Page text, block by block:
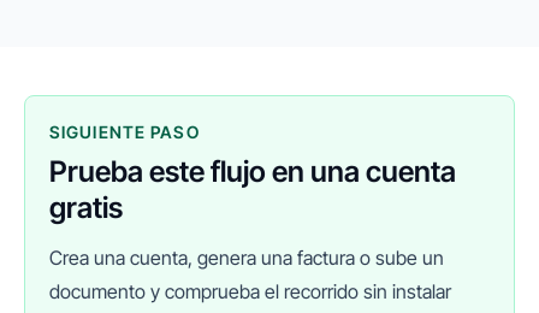
SIGUIENTE PASO
Prueba este flujo en una cuenta
gratis
Crea una cuenta, genera una factura o sube un
documento y comprueba el recorrido sin instalar